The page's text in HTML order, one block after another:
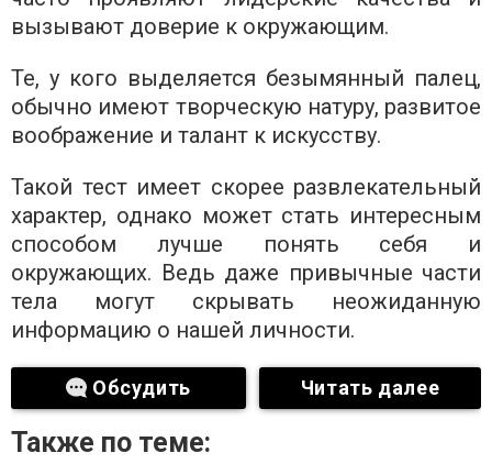
вызывают доверие к окружающим.
Те, у кого выделяется безымянный палец,
обычно имеют творческую натуру, развитое
воображение и талант к искусству.
Такой тест имеет скорее развлекательный
характер, однако может стать интересным
способом лучше понять себя и
окружающих. Ведь даже привычные части
тела могут скрывать неожиданную
информацию о нашей личности.
Обсудить Читать далее
Также по теме: